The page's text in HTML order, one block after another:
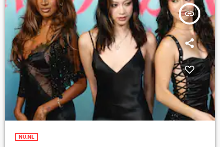
insert_link
NU.NL